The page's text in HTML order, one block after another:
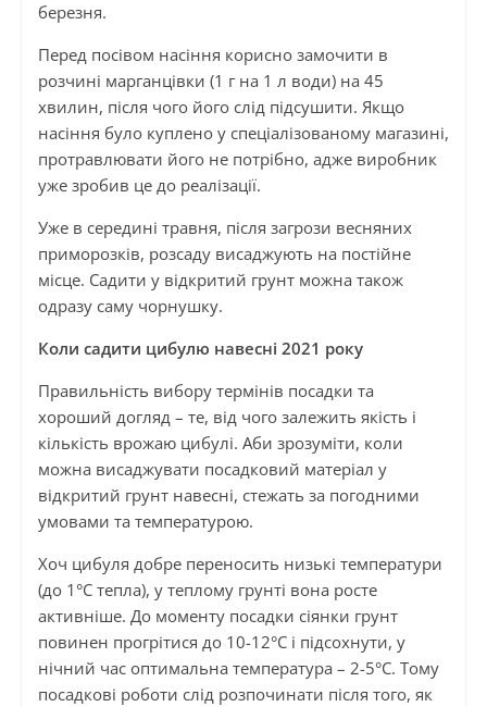
березня.
Перед посівом насіння корисно замочити в
розчині марганцівки (1 г на 1 л води) на 45
хвилин, після чого його слід підсушити. Якщо
насіння було куплено у спеціалізованому магазині,
протравлювати його не потрібно, адже виробник
уже зробив це до реалізації.
Уже в середині травня, після загрози весняних
приморозків, розсаду висаджують на постійне
місце. Садити у відкритий грунт можна також
одразу саму чорнушку.
Коли садити цибулю навесні 2021 року
Правильність вибору термінів посадки та
хороший догляд – те, від чого залежить якість і
кількість врожаю цибулі. Аби зрозуміти, коли
можна висаджувати посадковий матеріал у
відкритий грунт навесні, стежать за погодними
умовами та температурою.
Хоч цибуля добре переносить низькі температури
(до 1°С тепла), у теплому грунті вона росте
активніше. До моменту посадки сіянки грунт
повинен прогрітися до 10-12°С і підсохнути, у
нічний час оптимальна температура – 2-5°С. Тому
посадкові роботи слід розпочинати після того, як